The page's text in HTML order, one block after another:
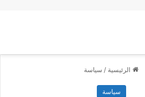
الرئيسية / سياسة
سياسة